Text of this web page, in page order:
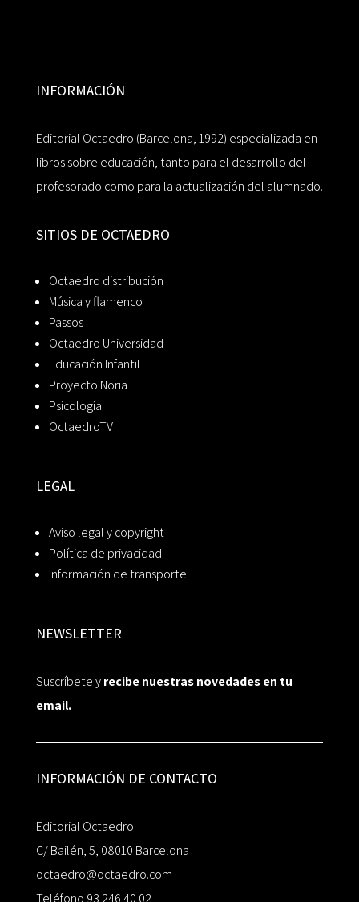
INFORMACIÓN
Editorial Octaedro (Barcelona, 1992) especializada en
libros sobre educación, tanto para el desarrollo del
profesorado como para la actualización del alumnado.
SITIOS DE OCTAEDRO
Octaedro distribución
Música y flamenco
Passos
Octaedro Universidad
Educación Infantil
Proyecto Noria
Psicología
OctaedroTV
LEGAL
Aviso legal y copyright
Política de privacidad
Información de transporte
NEWSLETTER
Suscríbete yrecibe nuestras novedades en tu
email.
INFORMACIÓN DE CONTACTO
Editorial Octaedro
C/ Bailén, 5, 08010 Barcelona
octaedro@octaedro.com
Teléfono 93 246 40 02